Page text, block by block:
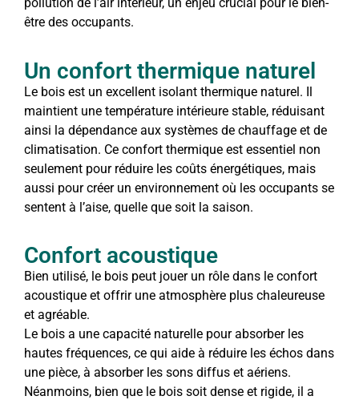
être des occupants.
Un confort thermique naturel
Le bois est un excellent isolant thermique naturel. Il
maintient une température intérieure stable, réduisant
ainsi la dépendance aux systèmes de chauffage et de
climatisation. Ce confort thermique est essentiel non
seulement pour réduire les coûts énergétiques, mais
aussi pour créer un environnement où les occupants se
sentent à l’aise, quelle que soit la saison.
Confort acoustique
Bien utilisé, le bois peut jouer un rôle dans le confort
acoustique et offrir une atmosphère plus chaleureuse
et agréable.
Le bois a une capacité naturelle pour absorber les
hautes fréquences, ce qui aide à réduire les échos dans
une pièce, à absorber les sons diffus et aériens.
Néanmoins, bien que le bois soit dense et rigide, il a